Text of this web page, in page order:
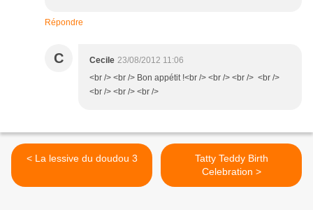
Répondre
C Cecile 23/08/2012 11:06
<br /> <br /> Bon appétit !<br /> <br /> <br /> <br />
<br /> <br /> <br />
< La lessive du doudou 3
Tatty Teddy Birth
Celebration >